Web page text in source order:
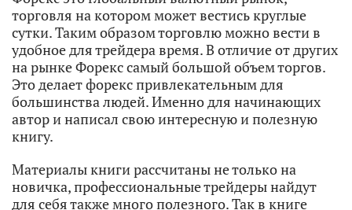
торговля на котором может вестись круглые
сутки. Таким образом торговлю можно вести в
удобное для трейдера время. В отличие от других
на рынке Форекс самый большой объем торгов.
Это делает форекс привлекательным для
большинства людей. Именно для начинающих
автор и написал свою интересную и полезную
книгу.
Материалы книги рассчитаны не только на
новичка, профессиональные трейдеры найдут
для себя также много полезного. Так в книге